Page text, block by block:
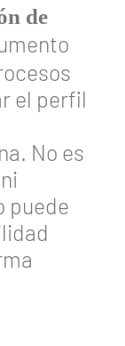
de
el perfil
No es
puede